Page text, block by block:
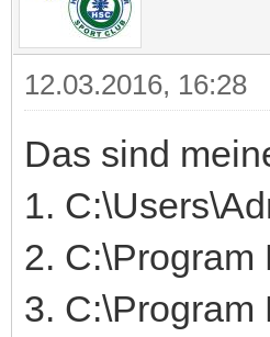
12.03.2016, 16:28
Das sind
1.
2. C:\Program
3. C:\Program